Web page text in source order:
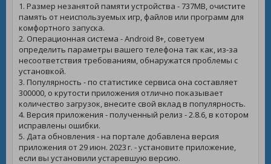
1. Размер незанятой памяти устройства - 737MB, очистите
память от неиспользуемых игр, файлов или программ для
комфортного запуска.
2. Операционная система - Android 8+, советуем
определить параметры вашего телефона так как, из-за
несоответствия требованиям, обнаружатся проблемы с
установкой.
3. Популярность - по статистике сервиса она составляет
300000, о крутости приложения отлично показывает
количество загрузок, внесите свой вклад в популярность.
4. Версия приложения - полученный релиз - 2.8.6, в котором
исправлены ошибки.
5. Дата обновления - на портале добавлена версия
приложения от 29 июн. 2023 г. - установите приложение,
если вы установили устаревшую версию.